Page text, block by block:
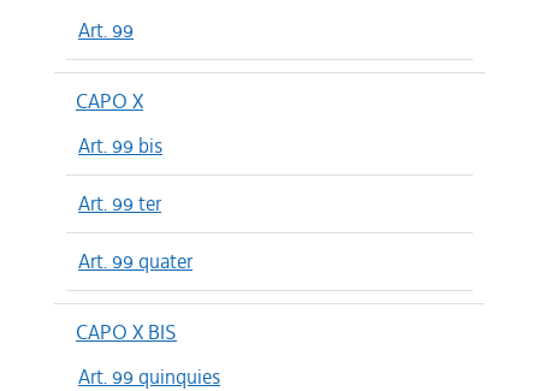
Art. 99
CAPO X
Art. 99 bis
Art. 99 ter
Art. 99 quater
CAPO X BIS
Art. 99 quinquies